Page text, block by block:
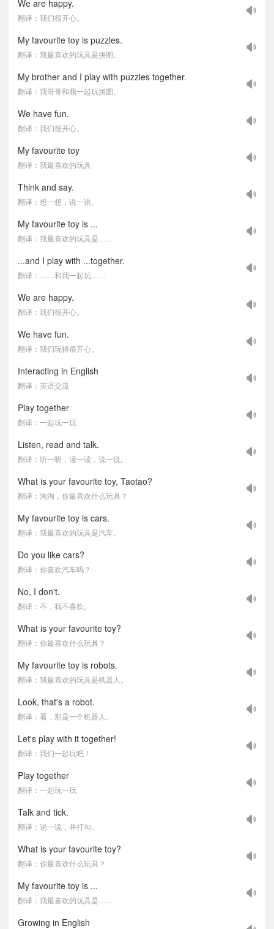
We are happy.
翻译：我们很开心。
My favourite toy is puzzles.
翻译：我最喜欢的玩具是拼图。
My brother and I play with puzzles together.
翻译：我哥哥和我一起玩拼图。
We have fun.
翻译：我们很开心。
My favourite toy
翻译：我最喜欢的玩具
Think and say.
翻译：想一想，说一说。
My favourite toy is ...
翻译：我最喜欢的玩具是……
...and I play with ...together.
翻译：……和我一起玩……
We are happy.
翻译：我们很开心。
We have fun.
翻译：我们玩得很开心。
Interacting in English
翻译：英语交流
Play together
翻译：一起玩一玩
Listen, read and talk.
翻译：听一听，读一读，说一说。
What is your favourite toy, Taotao?
翻译：淘淘，你最喜欢什么玩具？
My favourite toy is cars.
翻译：我最喜欢的玩具是汽车。
Do you like cars?
翻译：你喜欢汽车吗？
No, I don't.
翻译：不，我不喜欢。
What is your favourite toy?
翻译：你最喜欢什么玩具？
My favourite toy is robots.
翻译：我最喜欢的玩具是机器人。
Look, that's a robot.
翻译：看，那是一个机器人。
Let's play with it together!
翻译：我们一起玩吧！
Play together
翻译：一起玩一玩
Talk and tick.
翻译：说一说，并打勾。
What is your favourite toy?
翻译：你最喜欢什么玩具？
My favourite toy is ...
翻译：我最喜欢的玩具是……
Growing in English